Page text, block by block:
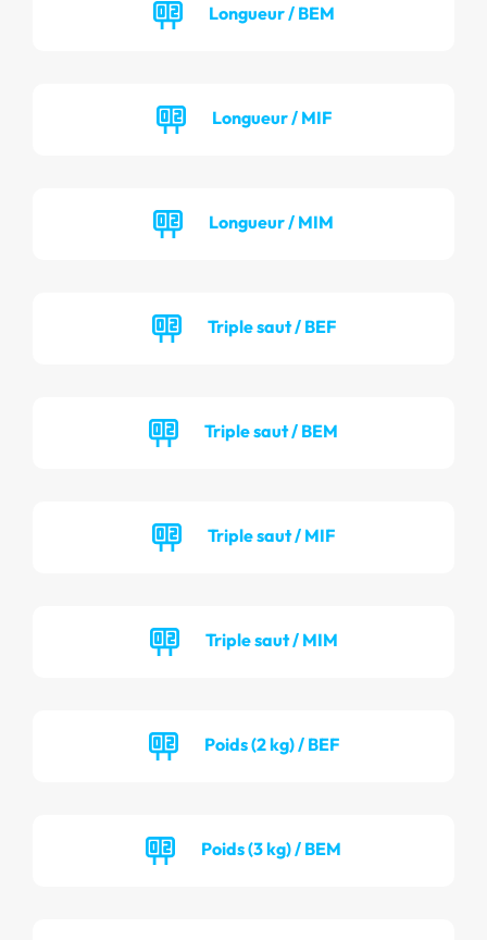
Longueur / BEM
Longueur / MIF
Longueur / MIM
Triple saut / BEF
Triple saut / BEM
Triple saut / MIF
Triple saut / MIM
Poids (2 kg) / BEF
Poids (3 kg) / BEM